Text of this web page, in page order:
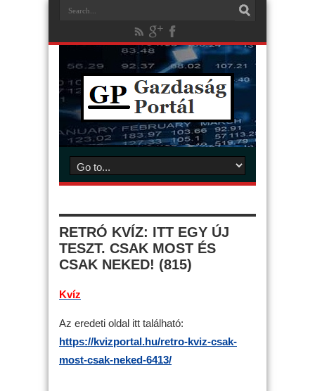
RETRÓ KVÍZ: ITT EGY ÚJ
TESZT. CSAK MOST ÉS
CSAK NEKED! (815)
Kvíz
Az eredeti oldal itt található:
https://kvizportal.hu/retro-kviz-csak-
most-csak-neked-6413/